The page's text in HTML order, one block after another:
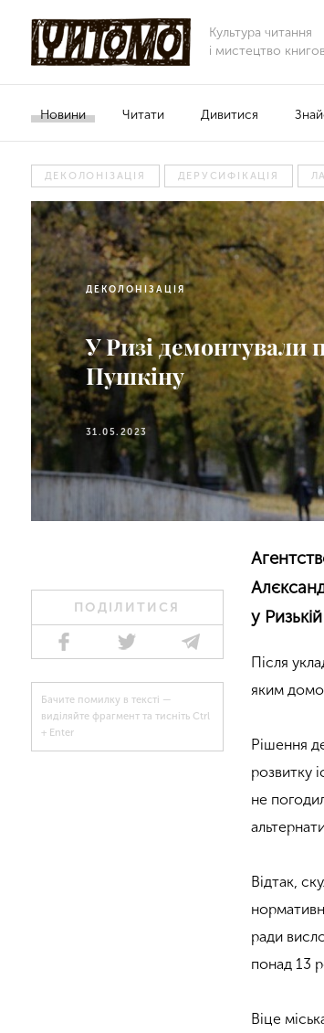
Культура читання
і мистецтво
Новини Читати Дивитися
ДЕКОЛОНІЗАЦІЯ ДЕРУСИФІКАЦІЯ
ДЕКОЛОНІЗАЦІЯ
У Ризі демонтували
Пушкіну
31.05.2023
ПОДІЛИТИСЯ
Бачите помилку в тексті —
виділяйте фрагмент та тисніть Ctrl
+ Enter
у
Після
яким
Рішення
розвитку
не
Відтак,
ради
понад 13
Віце